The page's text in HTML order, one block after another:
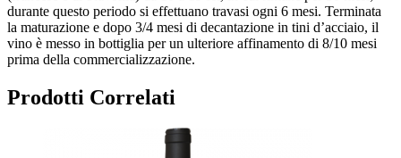
durante questo periodo si effettuano travasi ogni 6 mesi. Terminata
la maturazione e dopo 3/4 mesi di decantazione in tini d’acciaio, il
vino è messo in bottiglia per un ulteriore affinamento di 8/10 mesi
prima della commercializzazione.
Prodotti Correlati